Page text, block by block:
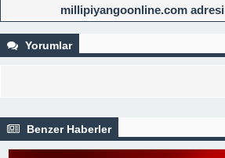
millipiyangoonline.com
Yorumlar
Benzer Haberler